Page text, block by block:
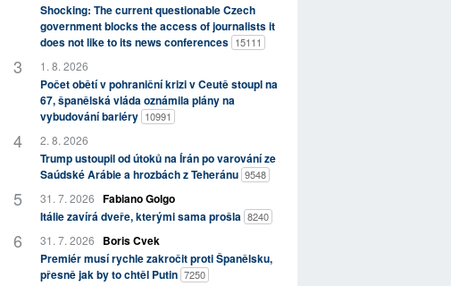
Shocking: The current questionable Czech
government blocks the access of journalists it
does not like to its news conferences 15111
1. 8. 2026
Počet obětí v pohraniční krizi v Ceutě stoupl na
67, španělská vláda oznámila plány na
vybudování bariéry 10991
2. 8. 2026
Trump ustoupil od útoků na Írán po varování ze
Saúdské Arábie a hrozbách z Teheránu 9548
31. 7. 2026 Fabiano Golgo
Itálie zavírá dveře, kterými sama prošla 8240
31. 7. 2026
Boris Cvek
Premiér musí rychle zakročit proti Španělsku,
přesně jak by to chtěl Putin 7250